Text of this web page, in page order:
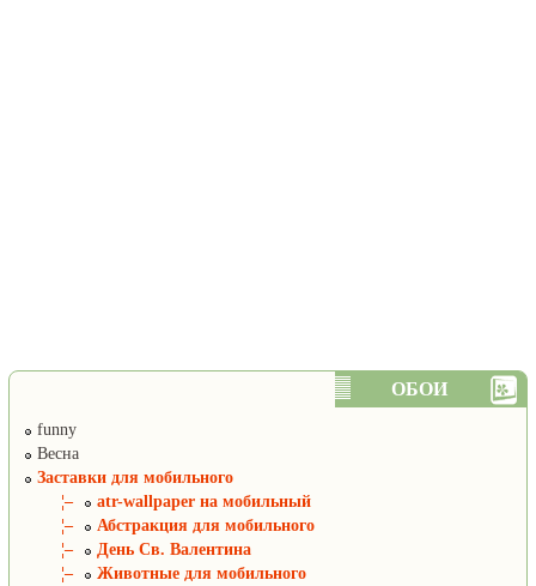
ОБОИ
funny
Весна
Заставки для мобильного
¦–
atr-wallpaper на мобильный
¦–
Абстракция для мобильного
¦–
День Св. Валентина
¦–
Животные для мобильного